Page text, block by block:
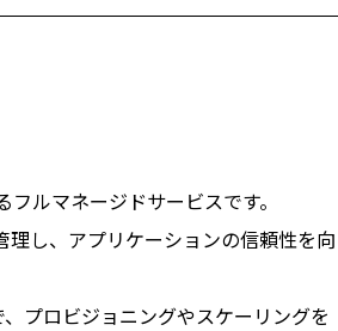
ルマネージドサービスです。
理し、アプリケーションの信頼性を向
プロビジョニングやスケーリングを